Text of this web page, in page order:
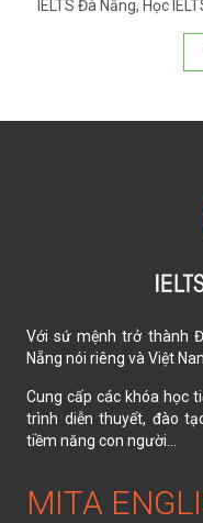
IELTS Đà Nẵng, Học
Với sứ mệnh trở thành
Nẵng nói riêng và Việt
Cung cấp các khóa học
trình diễn thuyết, đào
tiềm năng con người...
MITA